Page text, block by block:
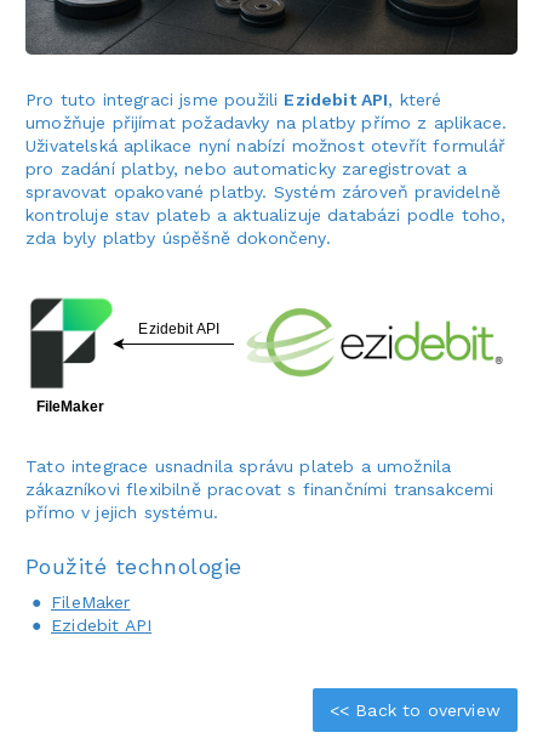
Pro tuto integraci jsme použili Ezidebit API, které
umožňuje přijímat požadavky na platby přímo z aplikace.
Uživatelská aplikace nyní nabízí možnost otevřít formulář
pro zadání platby, nebo automaticky zaregistrovat a
spravovat opakované platby. Systém zároveň pravidelně
kontroluje stav plateb a aktualizuje databázi podle toho,
zda byly platby úspěšně dokončeny.
Tato integrace usnadnila správu plateb a umožnila
zákazníkovi flexibilně pracovat s finančními transakcemi
přímo v jejich systému.
Použité technologie
FileMaker
Ezidebit API
<< Back to overview